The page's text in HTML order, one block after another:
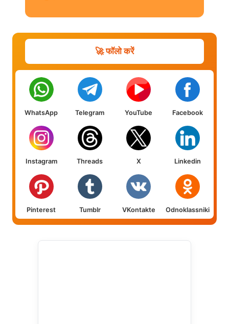
🚀 फॉलो करें
WhatsApp Telegram YouTube Facebook
Instagram Threads X Linkedin
Pinterest Tumblr VKontakte Odnoklassniki